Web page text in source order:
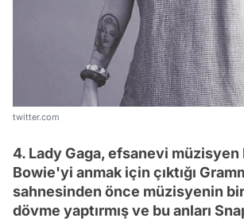
twitter.com
4. Lady Gaga, efsanevi müzisyen
Bowie'yi anmak için çıktığı
sahnesinden önce müzisyenin bir
dövme yaptırmış ve bu anları